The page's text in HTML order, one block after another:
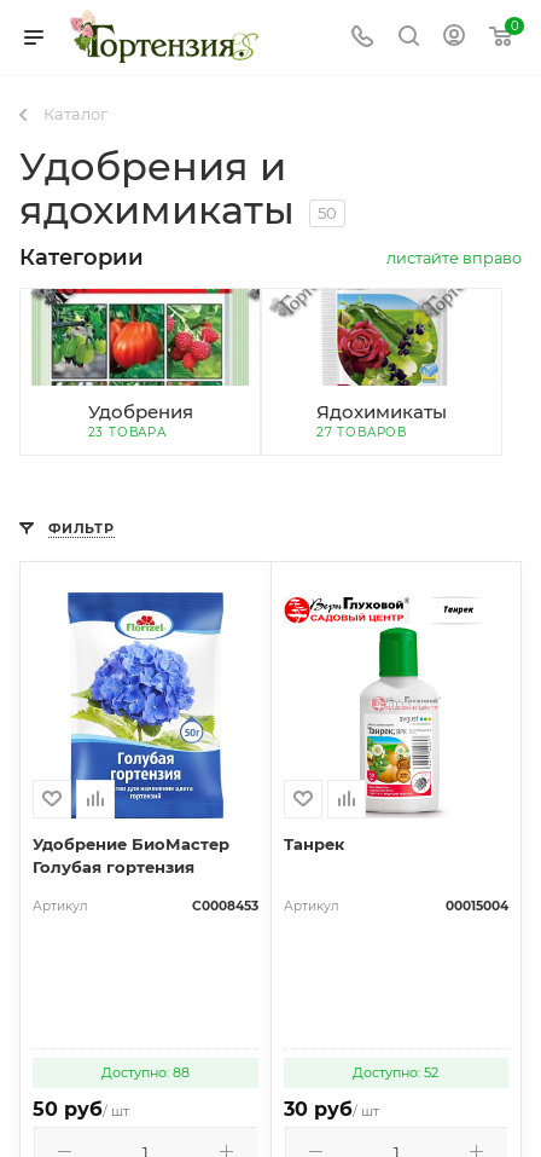
0
Каталог
Удобрения и
ядохимикаты
50
Категории листайте вправо
Удобрения
23 ТОВАРА
Ядохимикаты
27 ТОВАРОВ
ФИЛЬТР
Удобрение БиоМастер
Голубая гортензия
Артикул С0008453
Доступно: 88
50 руб/ шт
Танрек
Артикул 00015004
Доступно: 52
30 руб/ шт